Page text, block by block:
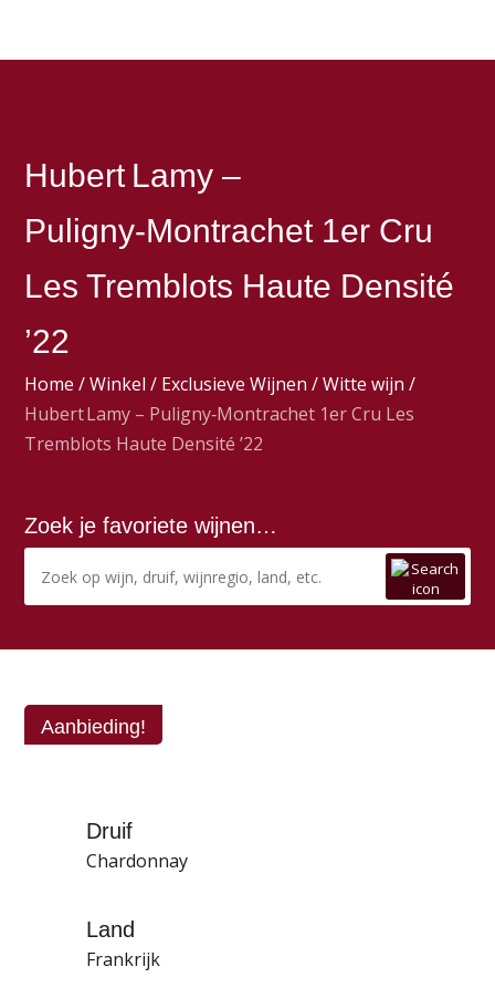
Hubert Lamy –
Puligny‑Montrachet 1er Cru
Les Tremblots Haute Densité
’22
Home /Winkel / Exclusieve Wijnen /Witte wijn /
Hubert Lamy – Puligny‑Montrachet 1er Cru Les
Tremblots Haute Densité ’22
Zoek je favoriete wijnen…
Aanbieding!
Druif
Chardonnay
Land
Frankrijk